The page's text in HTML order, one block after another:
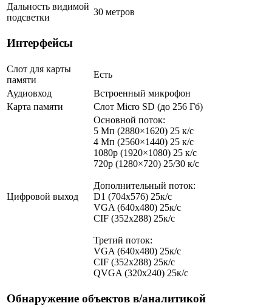
Дальность видимой
подсветки
30 метров
Интерфейсы
Слот для карты
памяти
Есть
Аудиовход
Встроенный микрофон
Карта памяти
Слот Micro SD (до 256 Гб)
Цифровой выход
Основной поток:
5 Мп (2880×1620) 25 к/с
4 Мп (2560×1440) 25 к/с
1080p (1920×1080) 25 к/с
720p (1280×720) 25/30 к/с
Дополнительный поток:
D1 (704x576) 25к/с
VGA (640x480) 25к/с
CIF (352x288) 25к/с
Третий поток:
VGA (640x480) 25к/с
CIF (352x288) 25к/с
QVGA (320х240) 25к/с
Обнаружение объектов в/аналитикой